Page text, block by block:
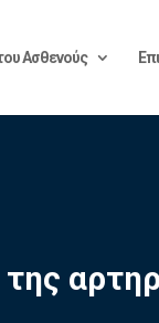
Ασθενούς
της